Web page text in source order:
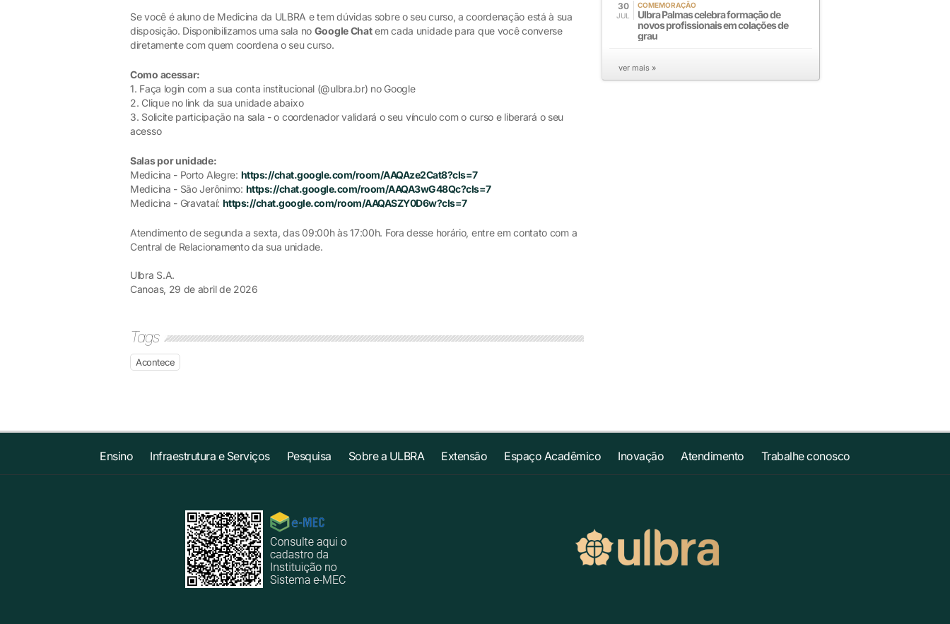
Se você é aluno de Medicina da ULBRA e tem dúvidas sobre o seu curso, a coordenação está à sua
disposição. Disponibilizamos uma sala no Google Chatem cada unidade para que você converse
diretamente com quem coordena o seu curso.
Como acessar:
1. Faça login com a sua conta institucional (@ulbra.br) no Google
2. Clique no link da sua unidade abaixo
3. Solicite participação na sala - o coordenador validará o seu vínculo com o curso e liberará o seu
acesso
Salas por unidade:
Medicina - Porto Alegre: https://chat.google.com/room/AAQAze2Cat8?cls=7
Medicina - São Jerônimo: https://chat.google.com/room/AAQA3wG48Qc?cls=7
Medicina - Gravataí: https://chat.google.com/room/AAQASZY0D6w?cls=7
Atendimento de segunda a sexta, das 09:00h às 17:00h. Fora desse horário, entre em contato com a
Central de Relacionamento da sua unidade.
Ulbra S.A.
Canoas, 29 de abril de 2026
Tags
Acontece
30
JUL
COMEMORAÇÃO
Ulbra Palmas celebra formação de
novos profissionais em colações de
grau
ver mais »
Ensino Infraestrutura e Serviços Pesquisa Sobre a ULBRA Extensão Espaço Acadêmico Inovação Atendimento Trabalhe conosco